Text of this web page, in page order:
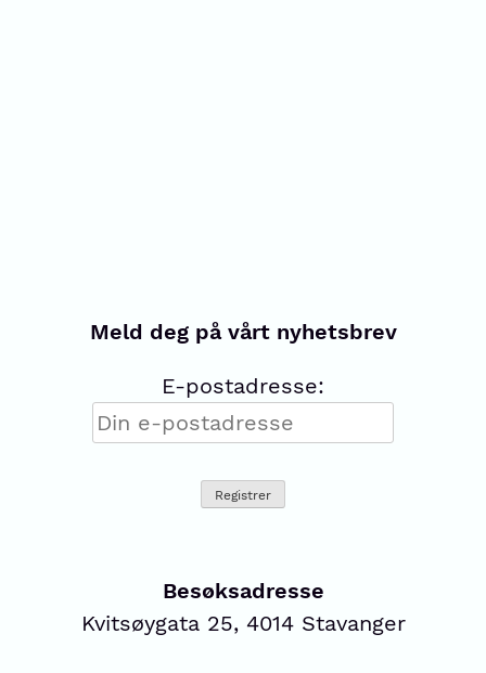
Meld deg på vårt nyhetsbrev
E-postadresse:
Besøksadresse
Kvitsøygata 25, 4014 Stavanger